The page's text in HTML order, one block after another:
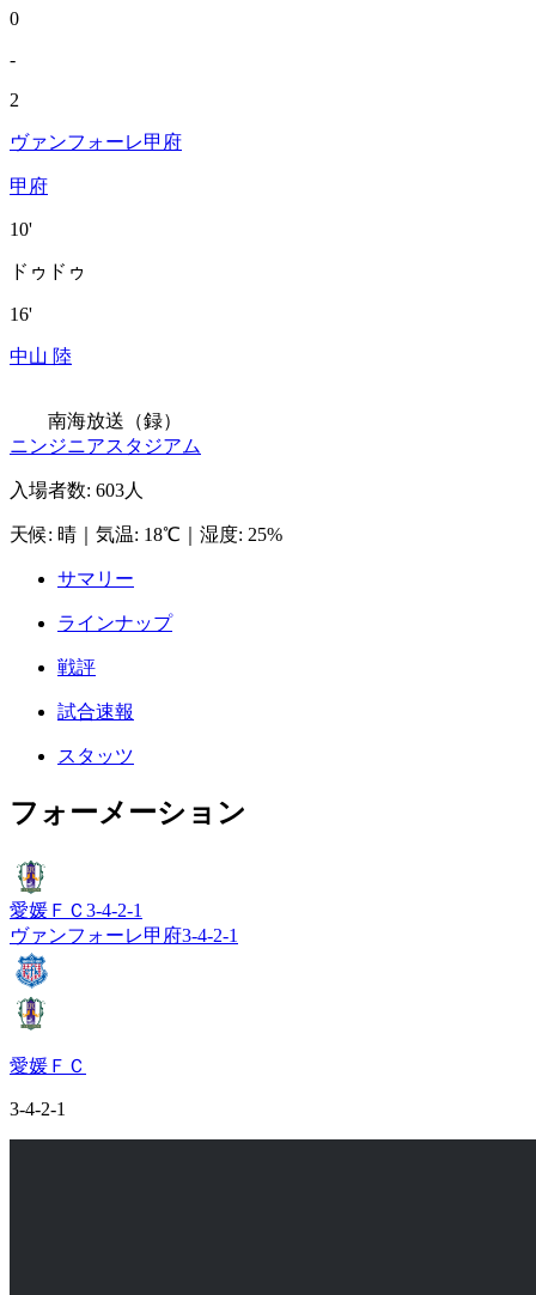
0
-
2
ヴァンフォーレ甲府
甲府
10'
ドゥドゥ
16'
中山 陸
南海放送（録）
ニンジニアスタジアム
入場者数: 603人
天候: 晴 気温: 18℃ 湿度: 25%
サマリー
ラインナップ
戦評
試合速報
スタッツ
フォーメーション
愛媛ＦＣ 3-4-2-1
ヴァンフォーレ甲府3-4-2-1
愛媛ＦＣ
3-4-2-1